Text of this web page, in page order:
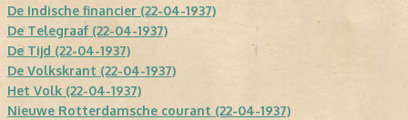
De Indische financier (22-04-1937)
De Telegraaf (22-04-1937)
De Tijd (22-04-1937)
De Volkskrant (22-04-1937)
Het Volk (22-04-1937)
Nieuwe Rotterdamsche courant (22-04-1937)